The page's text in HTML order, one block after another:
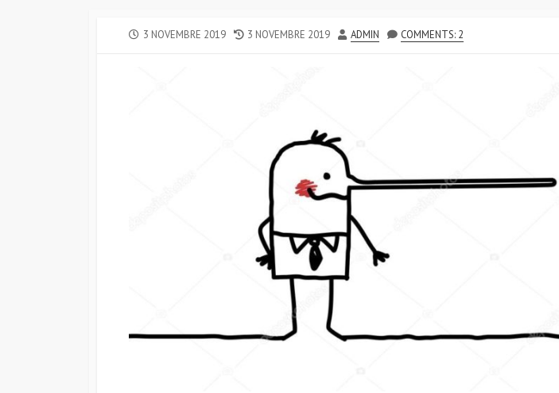
PUBLISHED
3 NOVEMBRE 2019
LAST
3 NOVEMBRE 2019 AUTHOR
ADMIN COMMENTS: 2